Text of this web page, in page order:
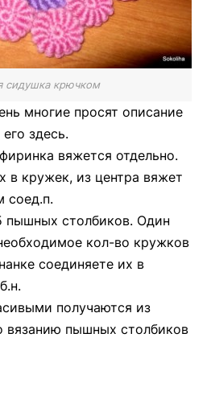
сидушка крючком
многие просят описание
здесь.
вяжется отдельно.
в кружек, из центра вяжет
соед.п.
пышных столбиков. Один
кол-во кружков
соединяете их в
получаются из
вязанию пышных столбиков